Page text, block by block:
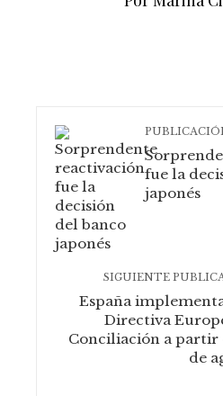
fue la
japonés
SIGUIENTE
España
Directiva
Conciliación a partir
de